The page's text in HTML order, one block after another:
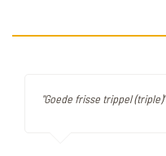
"Goede frisse trippel (triple)"